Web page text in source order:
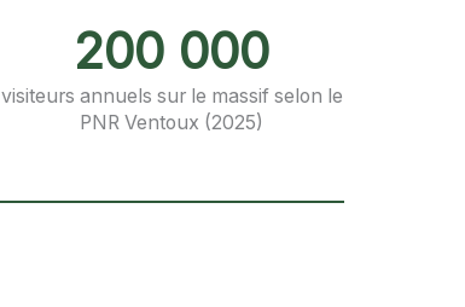
200 000
visiteurs annuels sur le massif selon le
PNR Ventoux (2025)